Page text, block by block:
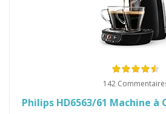
142
Philips HD6563/61 Machine à